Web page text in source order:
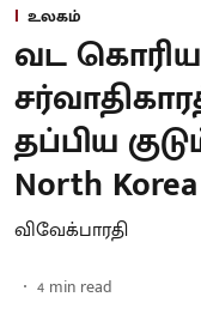
உலகம்
வட
தப்பிய
North
விவேக்பாரதி
4 min read